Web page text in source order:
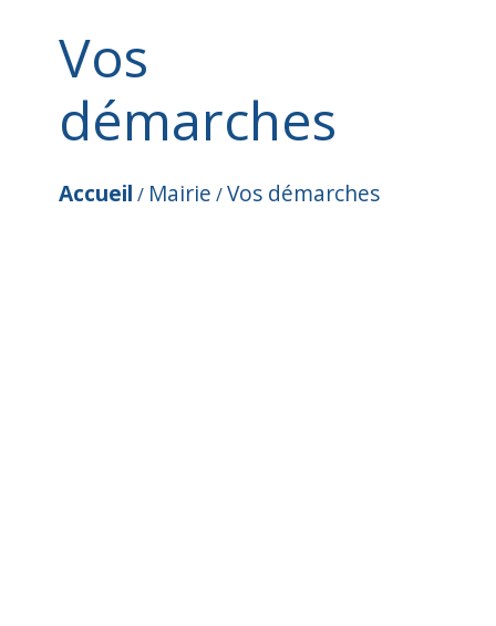
Vos
démarches
Accueil / Mairie /Vos démarches